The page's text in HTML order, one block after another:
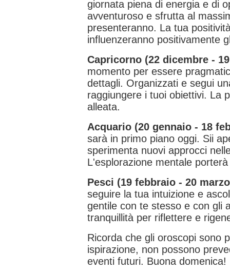
giornata piena di energia e di
avventuroso e sfrutta al
presenteranno. La tua
influenzeranno positivamente
Capricorno (22 dicembre -
momento per essere
dettagli. Organizzati e segui
raggiungere i tuoi obiettivi. La
alleata.
Acquario (20 gennaio - 18
sarà in primo piano oggi. Sii
sperimenta nuovi approcci
L'esplorazione mentale
Pesci (19 febbraio - 20
seguire la tua intuizione e
gentile con te stesso e con gli
tranquillità per riflettere e
Ricorda che gli oroscopi sono
ispirazione, non possono
eventi futuri. Buona domenica!